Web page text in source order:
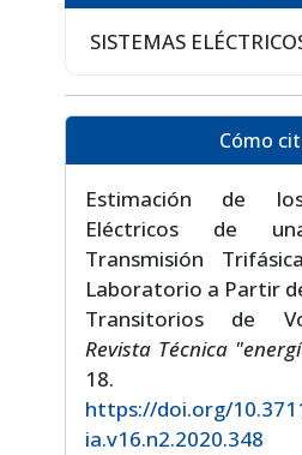
SISTEMAS
Cómo
Estimación de
Eléctricos de
Transmisión
Laboratorio a Partir
Transitorios de
Revista Técnica
18.
https://doi.org/
ia.v16.n2.2020.348